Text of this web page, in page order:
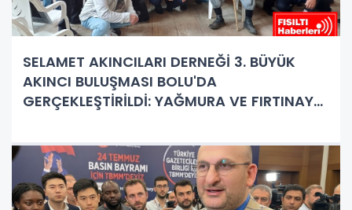
SELAMET AKINCILARI DERNEĞİ 3. BÜYÜK
AKINCI BULUŞMASI BOLU'DA
GERÇEKLEŞTİRİLDİ: YAĞMURA VE FIRTINAYA